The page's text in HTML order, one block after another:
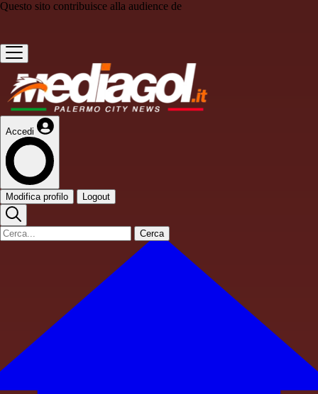
Questo sito contribuisce alla audience de
Accedi
Modifica profilo Logout
Cerca